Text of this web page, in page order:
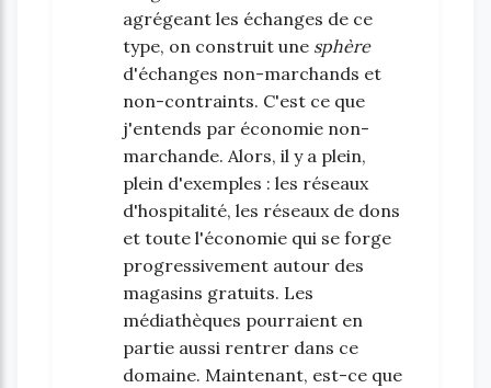
agrégeant les échanges de ce
type, on construit une sphère
d'échanges non-marchands et
non-contraints. C'est ce que
j'entends par économie non-
marchande. Alors, il y a plein,
plein d'exemples : les réseaux
d'hospitalité, les réseaux de dons
et toute l'économie qui se forge
progressivement autour des
magasins gratuits. Les
médiathèques pourraient en
partie aussi rentrer dans ce
domaine. Maintenant, est-ce que